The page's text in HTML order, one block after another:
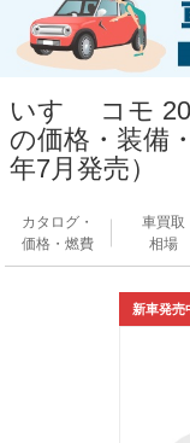
いすゞ コモ
の価格・装備
年7月発売）
カタログ・
価格・燃費
車買取
相場
新車発売